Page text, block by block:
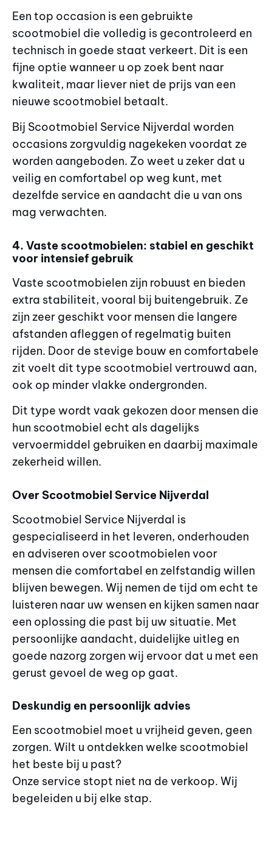
Een top occasion is een gebruikte
scootmobiel die volledig is gecontroleerd en
technisch in goede staat verkeert. Dit is een
fijne optie wanneer u op zoek bent naar
kwaliteit, maar liever niet de prijs van een
nieuwe scootmobiel betaalt.
Bij Scootmobiel Service Nijverdal worden
occasions zorgvuldig nagekeken voordat ze
worden aangeboden. Zo weet u zeker dat u
veilig en comfortabel op weg kunt, met
dezelfde service en aandacht die u van ons
mag verwachten.
4. Vaste scootmobielen: stabiel en geschikt
voor intensief gebruik
Vaste scootmobielen zijn robuust en bieden
extra stabiliteit, vooral bij buitengebruik. Ze
zijn zeer geschikt voor mensen die langere
afstanden afleggen of regelmatig buiten
rijden. Door de stevige bouw en comfortabele
zit voelt dit type scootmobiel vertrouwd aan,
ook op minder vlakke ondergronden.
Dit type wordt vaak gekozen door mensen die
hun scootmobiel echt als dagelijks
vervoermiddel gebruiken en daarbij maximale
zekerheid willen.
Over Scootmobiel Service Nijverdal
Scootmobiel Service Nijverdal is
gespecialiseerd in het leveren, onderhouden
en adviseren over scootmobielen voor
mensen die comfortabel en zelfstandig willen
blijven bewegen. Wij nemen de tijd om echt te
luisteren naar uw wensen en kijken samen naar
een oplossing die past bij uw situatie. Met
persoonlijke aandacht, duidelijke uitleg en
goede nazorg zorgen wij ervoor dat u met een
gerust gevoel de weg op gaat.
Deskundig en persoonlijk advies
Een scootmobiel moet u vrijheid geven, geen
zorgen. Wilt u ontdekken welke scootmobiel
het beste bij u past?
Onze service stopt niet na de verkoop. Wij
begeleiden u bij elke stap.